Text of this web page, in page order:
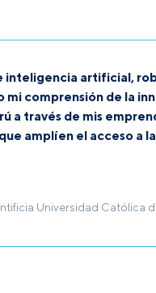
inteligencia artificial,
comprensión de la
a través de mis
amplíen el acceso a
Universidad Católica